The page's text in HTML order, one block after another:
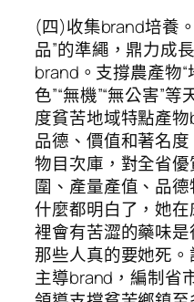
(四)收集brand培養
品”的準繩，鼎力成
brand。支撐農產物“
色”“無機”“無公害”
度貧苦地域特點產
品德、價值和著名
物目次庫，對全省
圍、產量產值、品
什麼都明白了，她
裡會有苦澀的藥味
那些人真的要她死
主導brand，編制省